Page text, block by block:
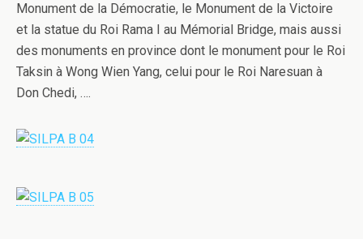
Monument de la Démocratie, le Monument de la Victoire
et la statue du Roi Rama I au Mémorial Bridge, mais aussi
des monuments en province dont le monument pour le Roi
Taksin à Wong Wien Yang, celui pour le Roi Naresuan à
Don Chedi, ….